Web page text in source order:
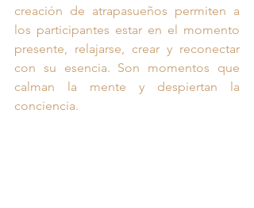
creación de atrapasueños permiten a
los participantes estar en el momento
presente, relajarse, crear y reconectar
con su esencia. Son momentos que
calman la mente y despiertan la
conciencia.